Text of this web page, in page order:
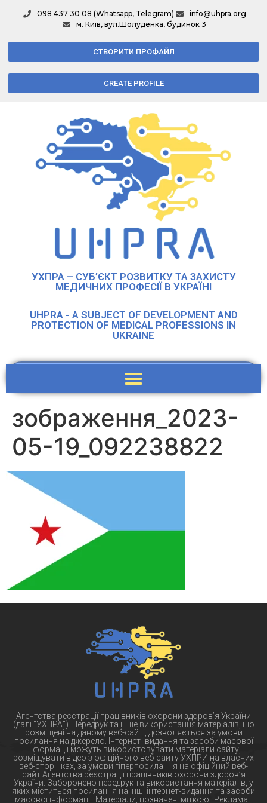
098 437 30 08 (Whatsapp, Telegram)
info@uhpra.org
м. Київ, вул.Шолуденка, будинок 3
СТВОРИТИ ПРОФАЙЛ
CREATE PROFILE
УХПРА – СУБ’ЄКТ РОЗВИТКУ ТА ЗАХИСТУ
МЕДИЧНИХ ПРОФЕСІЇ В УКРАЇНІ
UHPRA - A SUBJECT OF DEVELOPMENT AND
PROTECTION OF MEDICAL PROFESSIONS IN
UKRAINE
зображення_2023-
05-19_092238822
Агентства реєстрації працівників охорони здоров’я України
(далі "УХПРА"). Передрук та інше використання матеріалів, що
розміщені на даному веб-сайті, дозволяється за умови
посилання на джерело. Інтернет- видання та засоби масової
інформації можуть використовувати матеріали сайту,
розміщувати відео з офіційного веб-сайту УХПРИ на власних
веб-сторінках, за умови гіперпосилання на офіційний веб-
сайт Агентства реєстрації працівників охорони здоров’я
України. Заборонено передрук та використання матеріалів, у
яких міститься посилання на інші інтернет-видання та засоби
масової інформації. Матеріали, позначені міткою "Реклама",